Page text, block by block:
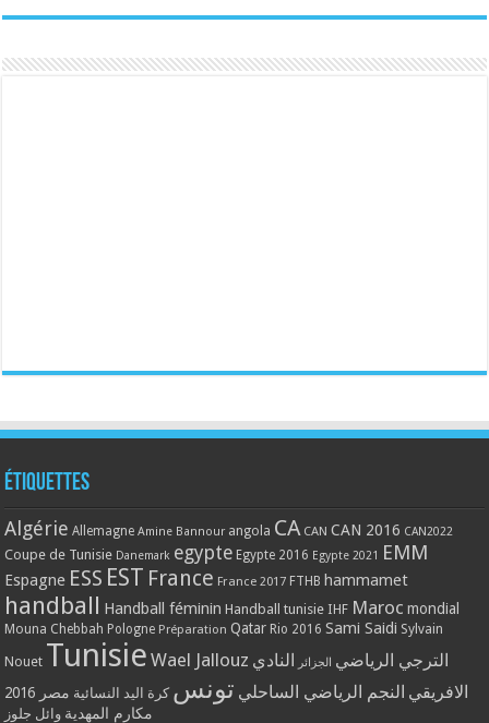
Étiquettes
Algérie Allemagne Amine Bannour angola CA CAN CAN 2016 CAN2022
Coupe de Tunisie Danemark egypte Egypte 2016 Egypte 2021 EMM
Espagne ESS EST France France 2017 FTHB hammamet
handball Handball féminin Handball tunisie IHF Maroc mondial
Mouna Chebbah Pologne Préparation Qatar Rio 2016 Sami Saidi Sylvain
Nouet Tunisie Wael Jallouz الترجي الرياضي الجزائر النادي
الافريقي النجم الرياضي الساحلي تونس كرة اليد النسائية مصر 2016
مكارم المهدية وائل جلوز